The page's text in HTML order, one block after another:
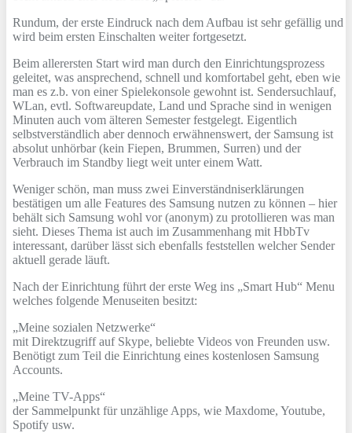
Rundum, der erste Eindruck nach dem Aufbau ist sehr gefällig und
wird beim ersten Einschalten weiter fortgesetzt.
Beim allerersten Start wird man durch den Einrichtungsprozess
geleitet, was ansprechend, schnell und komfortabel geht, eben wie
man es z.b. von einer Spielekonsole gewohnt ist. Sendersuchlauf,
WLan, evtl. Softwareupdate, Land und Sprache sind in wenigen
Minuten auch vom älteren Semester festgelegt. Eigentlich
selbstverständlich aber dennoch erwähnenswert, der Samsung ist
absolut unhörbar (kein Fiepen, Brummen, Surren) und der
Verbrauch im Standby liegt weit unter einem Watt.
Weniger schön, man muss zwei Einverständniserklärungen
bestätigen um alle Features des Samsung nutzen zu können – hier
behält sich Samsung wohl vor (anonym) zu protollieren was man
sieht. Dieses Thema ist auch im Zusammenhang mit HbbTv
interessant, darüber lässt sich ebenfalls feststellen welcher Sender
aktuell gerade läuft.
Nach der Einrichtung führt der erste Weg ins „Smart Hub“ Menu
welches folgende Menuseiten besitzt:
„Meine sozialen Netzwerke“
mit Direktzugriff auf Skype, beliebte Videos von Freunden usw.
Benötigt zum Teil die Einrichtung eines kostenlosen Samsung
Accounts.
„Meine TV-Apps“
der Sammelpunkt für unzählige Apps, wie Maxdome, Youtube,
Spotify usw.